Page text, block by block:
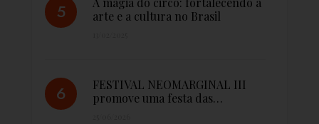
arte e a cultura no Brasil
FESTIVAL NEOMARGINAL III
promove uma festa das…